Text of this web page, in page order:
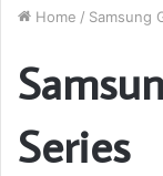
Home / Samsung
Series